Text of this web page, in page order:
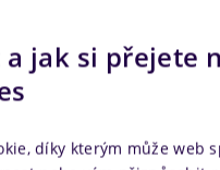
Styl
Pro koho
jak si přejete
díky kterým může web